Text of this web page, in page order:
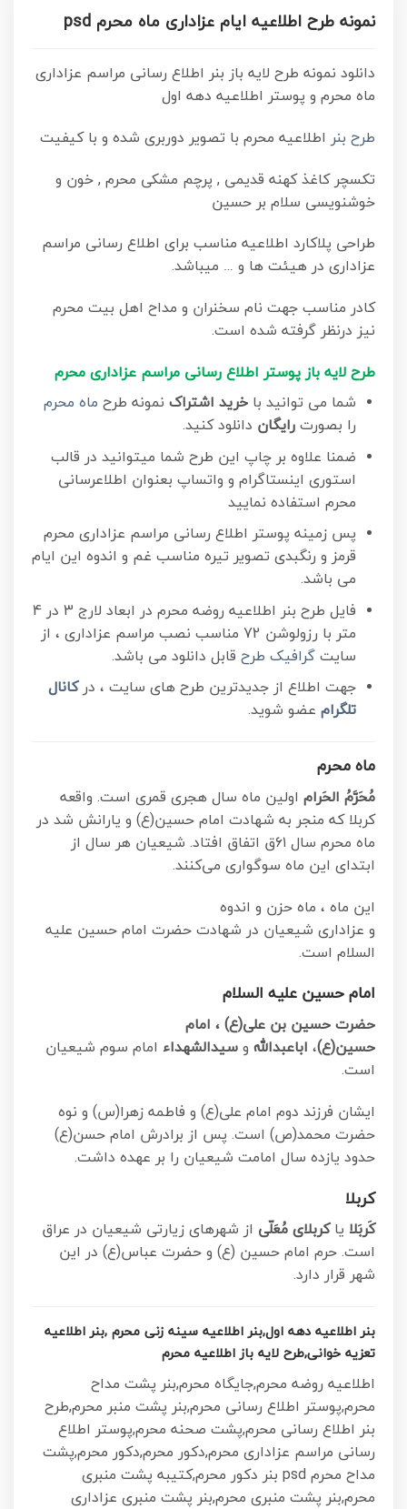
نمونه طرح اطلاعیه ایام عزاداری ماه محرم psd
دانلود نمونه طرح لایه باز بنر اطلاع رسانی مراسم عزاداری
ماه محرم و پوستر اطلاعیه دهه اول
طرح بنر اطلاعیه محرم با تصویر دوربری شده و با کیفیت
تکسچر کاغذ کهنه قدیمی , پرچم مشکی محرم , خون و
خوشنویسی سلام بر حسین
طراحی پلاکارد اطلاعیه مناسب برای اطلاع رسانی مراسم
عزاداری در هیئت ها و … میباشد.
کادر مناسب جهت نام سخنران و مداح اهل بیت محرم
نیز درنظر گرفته شده است.
طرح لایه باز پوستر اطلاع رسانی مراسم عزاداری محرم
شما می توانید با خرید اشتراکنمونه طرح ماه محرم
را بصورت رایگان دانلود کنید.
ضمنا علاوه بر چاپ این طرح شما میتوانید در قالب
استوری اینستاگرام و واتساپ بعنوان اطلاعرسانی
محرم استفاده نمایید
پس زمینه پوستر اطلاع رسانی مراسم عزاداری محرم
قرمز و رنگبدی تصویر تیره مناسب غم و اندوه این ایام
می باشد.
فایل طرح بنر اطلاعیه روضه محرم در ابعاد لارج 3 در 4
متر با رزولوشن 72 مناسب نصب مراسم عزاداری ، از
سایت گرافیک طرحقابل دانلود می باشد.
جهت اطلاع از جدیدترین طرح های سایت ، درکانال
تلگرامعضو شوید.
ماه محرم
مُحَرَّمُ الحَرام اولین ماه سال هجری قمری است. واقعه
کربلا که منجر به شهادت امام حسین(ع) و یارانش شد در
ماه محرم سال ۶۱ق اتفاق افتاد. شیعیان هر سال از
ابتدای این ماه سوگواری می‌کنند.
این ماه ، ماه حزن و اندوه
و عزاداری شیعیان در شهادت حضرت امام حسین علیه
السلام است.
امام حسین علیه السلام
حضرت حسین بن علی(ع) ، امام
حسین(ع)، اباعبدالله و سیدالشهداء امام سوم شیعیان
است.
ایشان فرزند دوم امام علی(ع) و فاطمه زهرا(س) و نوه
حضرت محمد(ص) است. پس از برادرش امام حسن(ع)
حدود یازده سال امامت شیعیان را بر عهده داشت.
کربلا
کَربَلا یاکربلای مُعَلّی از شهرهای زیارتی شیعیان در عراق
است. حرم امام حسین (ع) و حضرت عباس(ع) در این
شهر قرار دارد.
بنر اطلاعیه دهه اول,بنر اطلاعیه سینه زنی محرم ,بنر اطلاعیه
تعزیه خوانی,طرح لایه باز اطلاعیه محرم
اطلاعیه روضه محرم,جایگاه محرم,بنر پشت مداح
محرم,پوستر اطلاع رسانی محرم,بنر پشت منبر محرم,طرح
بنر اطلاع رسانی محرم,پشت صحنه محرم,پوستر اطلاع
رسانی مراسم عزاداری محرم,دکور محرم,دکور محرم,پشت
مداح محرم psd بنر دکور محرم,کتیبه پشت منبری
محرم,بنر پشت منبری محرم,بنر پشت منبری عزاداری